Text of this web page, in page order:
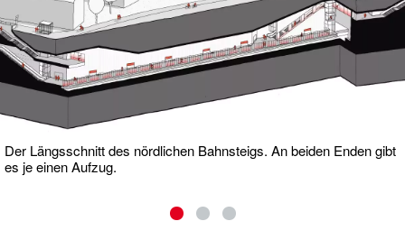
Der Längsschnitt des nördlichen Bahnsteigs. An beiden Enden gibt
es je einen Aufzug.